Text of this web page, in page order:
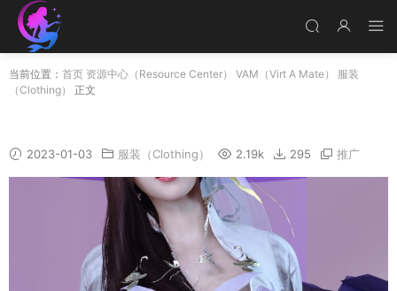
当前位置： 首页 资源中心（Resource Center） VAM（Virt A Mate）
服装
（Clothing）
正文
2023-01-03 服装（Clothing） 2.19k 295 推广